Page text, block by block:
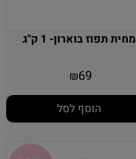
מחית תפוז בוארון- 1 ק"ג
₪69
הוסף לסל